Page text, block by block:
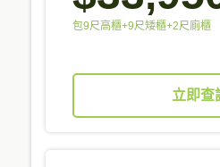
包9尺高櫃+9尺矮櫃+2尺廁櫃
立即查